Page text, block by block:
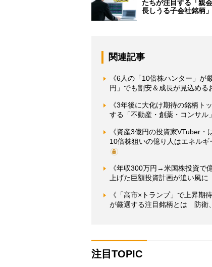
たちが注目する「親
長しうる子会社銘柄
関連記事
《6人の「10倍株ハンター」が
円」でも割安＆成長が見込める
《3年後に大化け期待の銘柄ト
する「不動産・創薬・コンサ
《資産3億円の投資家VTuber
10倍株狙いの億り人はエネル
《年収300万円→米国株投資で
上げた巨額投資計画が追い風
《「高市×トランプ」で上昇期
が厳選する注目銘柄とは 防衛
注目TOPIC